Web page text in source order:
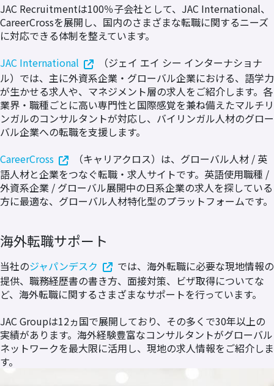
JAC Recruitmentは100％子会社として、JAC International、
CareerCrossを展開し、国内のさまざまな転職に関するニーズ
に対応できる体制を整えています。
JAC International
（ジェイ エイ シー インターナショナ
ル）では、主に外資系企業・グローバル企業における、語学力
が生かせる求人や、マネジメント層の求人をご紹介します。各
業界・職種ごとに高い専門性と国際感覚を兼ね備えたマルチリ
ンガルのコンサルタントが対応し、バイリンガル人材のグロー
バル企業への転職を支援します。
CareerCross
（キャリアクロス）は、グローバル人材 / 英
語人材と企業をつなぐ転職・求人サイトです。英語使用職種 /
外資系企業 / グローバル展開中の日系企業の求人を探している
方に最適な、グローバル人材特化型のプラットフォームです。
海外転職サポート
当社のジャパンデスク
では、海外転職に必要な現地情報の
提供、職務経歴書の書き方、面接対策、ビザ取得についてな
ど、海外転職に関するさまざまなサポートを行っています。
JAC Groupは12ヵ国で展開しており、その多くで30年以上の
実績があります。海外経験豊富なコンサルタントがグローバル
ネットワークを最大限に活用し、現地の求人情報をご紹介しま
す。